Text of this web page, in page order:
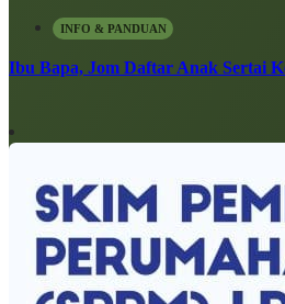
INFO & PANDUAN
Ibu Bapa, Jom Daftar Anak Sertai